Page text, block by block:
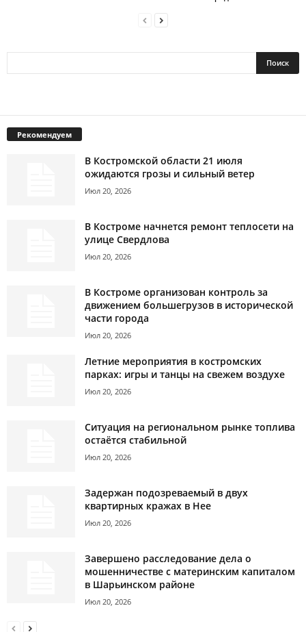
Рекомендуем
В Костромской области 21 июля
ожидаются грозы и сильный ветер
Июл 20, 2026
В Костроме начнется ремонт теплосети на
улице Свердлова
Июл 20, 2026
В Костроме организован контроль за
движением большегрузов в исторической
части города
Июл 20, 2026
Летние мероприятия в костромских
парках: игры и танцы на свежем воздухе
Июл 20, 2026
Ситуация на региональном рынке топлива
остаётся стабильной
Июл 20, 2026
Задержан подозреваемый в двух
квартирных кражах в Нее
Июл 20, 2026
Завершено расследование дела о
мошенничестве с материнским капиталом
в Шарьинском районе
Июл 20, 2026